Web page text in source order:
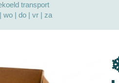
transport
wo | do | vr | za